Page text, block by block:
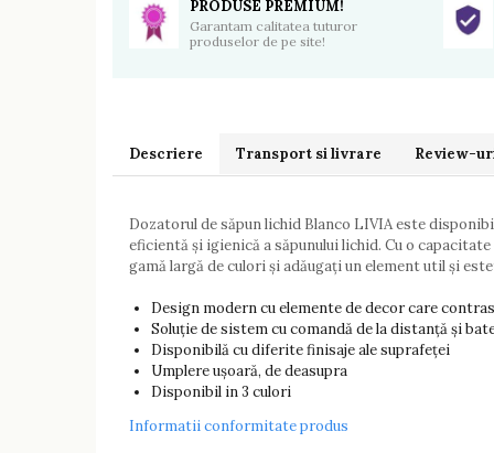
PRODUSE PREMIUM!
Garantam calitatea tuturor
produselor de pe site!
Descriere Transport si livrare Review-
Dozatorul de săpun lichid Blanco LIVIA este
eficientă și igienică a săpunului lichid. Cu o
gamă largă de culori și adăugați un element util și
Design modern cu elemente de decor care
Soluție de sistem cu comandă de la distanță și
Disponibilă cu diferite finisaje ale suprafeței
Umplere ușoară, de deasupra
Disponibil in 3 culori
Informatii conformitate produs